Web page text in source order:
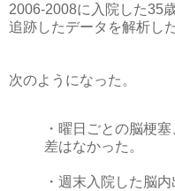
2006-2008に入院した35
追跡したデータを解析し
次のようになった。
・曜日ごとの脳梗
差はなかった。
・週末入院した脳